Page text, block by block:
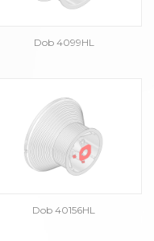
Dob 4099HL
Dob 40156HL